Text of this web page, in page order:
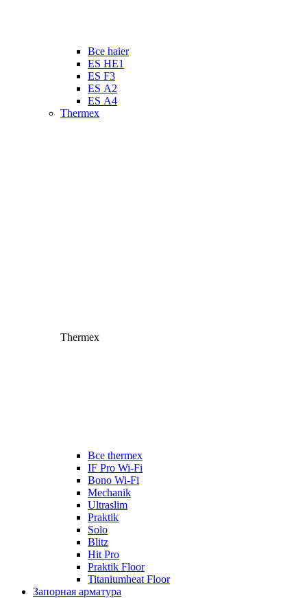
Все haier
ES HE1
ES F3
ES А2
ES А4
Thermex
Thermex
Все thermex
IF Pro Wi-Fi
Bono Wi-Fi
Mechanik
Ultraslim
Praktik
Solo
Blitz
Hit Pro
Praktik Floor
Titaniumheat Floor
Запорная арматура